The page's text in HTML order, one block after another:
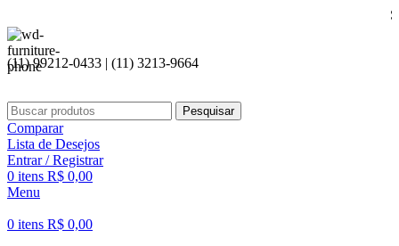
Seja
(11) 99212-0433 | (11) 3213-9664
Pesquisar
Comparar
Lista de Desejos
Entrar / Registrar
0 itens R$ 0,00
Menu
0 itens R$ 0,00